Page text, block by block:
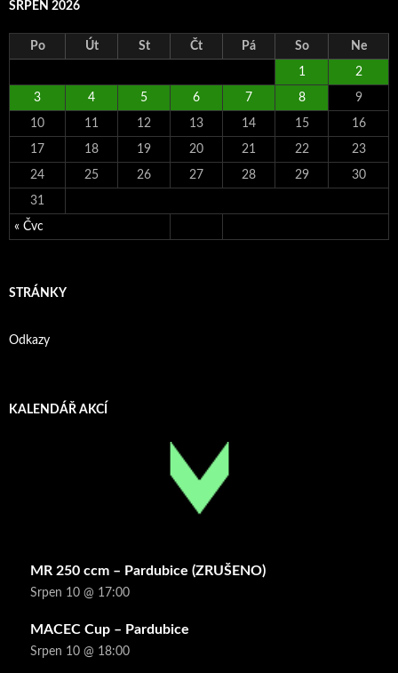
SRPEN 2026
Po Út St Čt Pá So Ne
« Čvc
1 2
3 4 5 6 7 8 9
10 11 12 13 14 15 16
17 18 19 20 21 22 23
24 25 26 27 28 29 30
31
STRÁNKY
Odkazy
KALENDÁŘ AKCÍ
MR 250 ccm – Pardubice (ZRUŠENO)
Srpen 10 @ 17:00
MACEC Cup – Pardubice
Srpen 10 @ 18:00